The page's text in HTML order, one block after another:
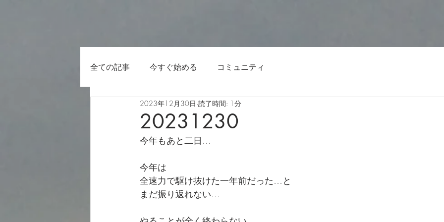
全ての記事 今すぐ始める コミュニティ
20231230
2023年12月30日 読了時間: 1分
今年もあと二日…
今年は
全速力で駆け抜けた一年前だった…と
まだ振り返れない…